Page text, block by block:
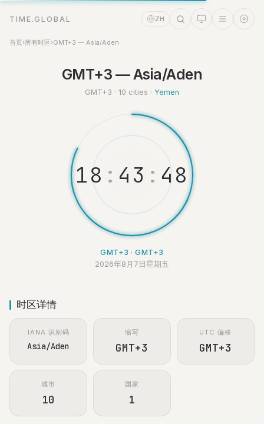
TIME.GLOBAL ZH
首页›所有时区›GMT+3 — Asia/Aden
GMT+3 — Asia/Aden
GMT+3 · 10 cities · Yemen
18 : 43 : 49
GMT+3 · GMT+3
2026年8月7日星期五
时区详情
IANA 识别码
Asia/Aden
缩写
GMT+3
UTC 偏移
GMT+3
城市
10
国家
1
时间助理